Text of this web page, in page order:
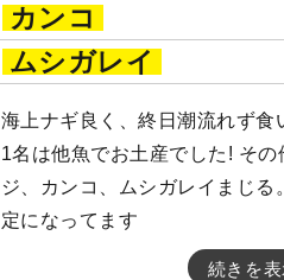
カンコ
ムシガレイ
海上ナギ良く、終日潮流れず食
1名は他魚でお土産でした! そ
ジ、カンコ、ムシガレイまじ
定になってます
続きを